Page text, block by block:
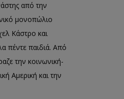
από την
μονοπώλιο
Κάστρο και
πέντε παιδιά. Από
την κοινωνική-
Αμερική και την